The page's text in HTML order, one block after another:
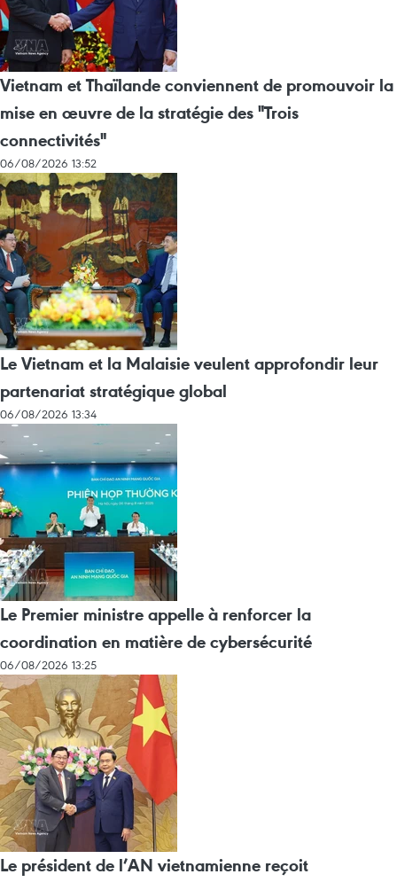
Vietnam et Thaïlande conviennent de promouvoir la
mise en œuvre de la stratégie des "Trois
connectivités"
06/08/2026 13:52
Le Vietnam et la Malaisie veulent approfondir leur
partenariat stratégique global
06/08/2026 13:34
Le Premier ministre appelle à renforcer la
coordination en matière de cybersécurité
06/08/2026 13:25
Le président de l’AN vietnamienne reçoit